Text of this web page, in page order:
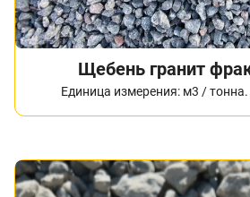
Щебень гранит
Единица измерения: м3 /